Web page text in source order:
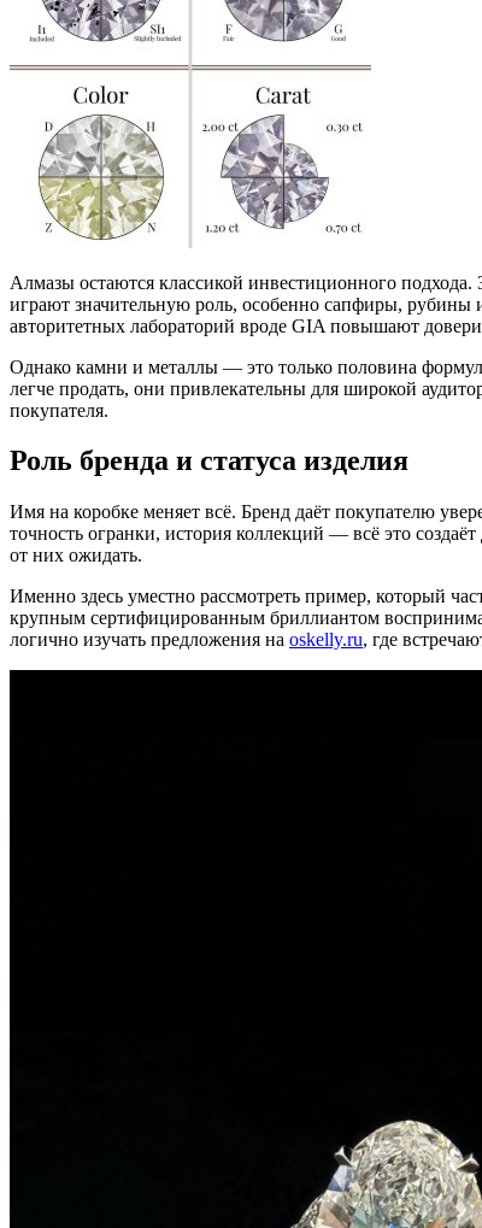
Алмазы остаются классикой инвестиционного подхода.
играют значительную роль, особенно сапфиры, рубины
авторитетных лабораторий вроде GIA повышают
Однако камни и металлы — это только половина
легче продать, они привлекательны для широкой
покупателя.
Роль бренда и статуса изделия
Имя на коробке меняет всё. Бренд даёт покупателю
точность огранки, история коллекций — всё это
от них ожидать.
Именно здесь уместно рассмотреть пример, который
крупным сертифицированным бриллиантом
логично изучать предложения на oskelly.ru, где